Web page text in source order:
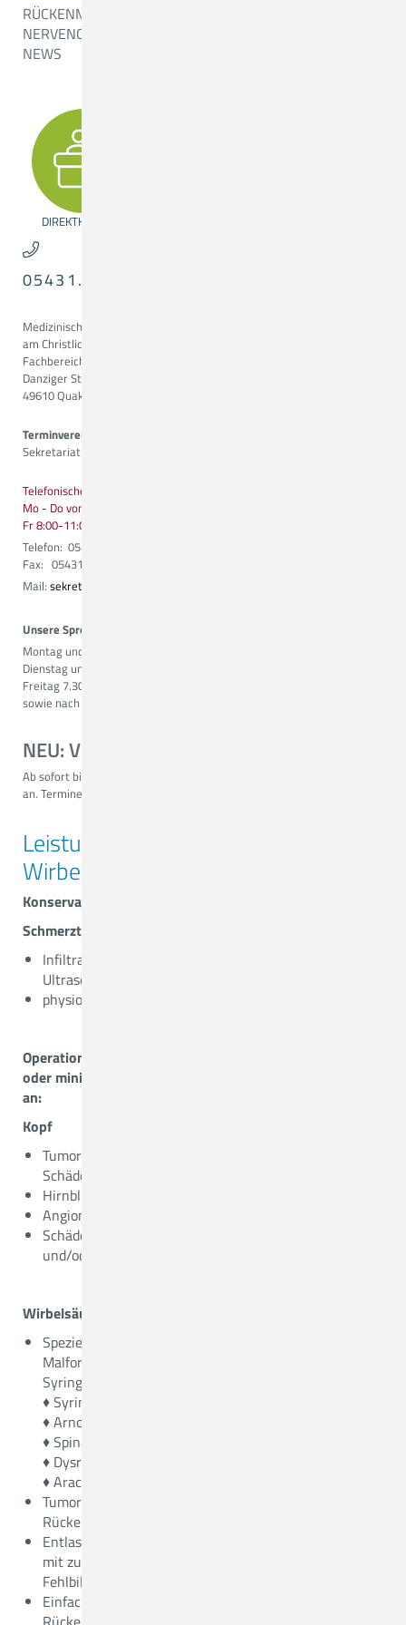
RÜCKENMARKSCHIRURGIE
NERVENCHIRURGIE
NEWS
DIREKTKONTAKT
05431.15-3431
Medizinisches Versorgungszentrum
am Christlichen Krankenhaus
Fachbereich Neurochirurgie
Danziger Str. 2
49610 Quakenbrück
Terminvereinbarungen
Sekretariat
Telefonische Erreichbarkeit:
Mo - Do von 8:00-13:00 Uhr
Fr 8:00-11:00 Uhr
Telefon: 05431 15 3431
Fax: 05431 15 3353
Mail: sekretariat.neurochirurgie@ckq-gmbh.de
Unsere Sprechzeiten:
Montag und Mittwoch 7.30 - 14.00 Uhr
Dienstag und Donnerstag 7.30 - 15.30 Uhr
Freitag 7.30 - 11.00 Uhr
sowie nach Vereinbarung
NEU: Videosprechstunde
Ab sofort bieten wir Ihnen auch die Möglichkeit zur Videosprechstunde
an. Termine können Sie gerne über unser Sekretariat vereinbaren.
Leistungsspektrum der Neuro-,
Wirbelsäulen- und Nervenchirurgie
Konservative Maßnahmen:
Schmerztherapie
Infiltrationstherapie mit Hilfe von Röntgen, CT oder
Ultraschall
physiotherapeutisch unterstützte Mobilisation
Operationen werden bei uns patientenbezogen offen
oder minimalinvasiv oder auch navigiert durchgeführt
an:
Kopf
Tumoren der hinteren, mittleren oder vorderen
Schädelgrube
Hirnblutungen oder Hirninfarkte
Angiome und Aneurysmen
Schädelhirntraumen mit Verletzungen von Knochen
und/oder Gehirn
Wirbelsäule
Spezielle Therapieformen bei Arnold Chiari
Malformation, Rückenmarksmissbildungen und
Syringomyelie
♦ Syringomyelie
♦ Arnold Chiari Syndrom
♦ Spina bifida
♦ Dysraphische Malformation
♦ Arachnopathien und Arachnoidalzysten
Tumoren des ZNS oder Metastasen im Bereich des
Rückenmarks und der Wirbelsäule
Entlastung der Nervenwurzel oder des Rückenmarks
mit zusätzlicher Versteifung bei Wirbelgleiten oder
Fehlbildungen im Beriech der HWS / BWS oder LWS
Einfache Entlastung der Nervenwurzel oder des